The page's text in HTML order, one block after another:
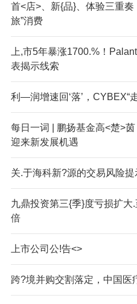
首<店>、新{品}、体验三重
旅”消费
上,市5年暴涨1700.%！
表揭示线索
利—润增速回‘落’，CYBEX“
每日一词 | 鹏扬基金高<楚>
迎来新发展机遇
关.于海科新?源的交易风险提
九鼎投资第三{季}度亏损扩
倍
上市公司公!告<>
跨?境并购交割落定，中国医